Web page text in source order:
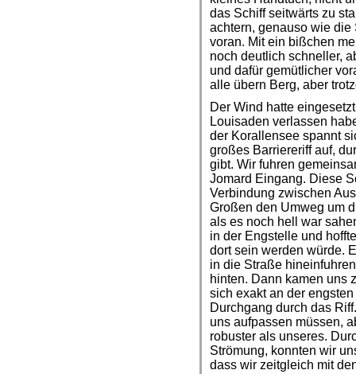
das Schiff seitwärts zu
achtern, genauso wie die
voran. Mit ein bißchen
noch deutlich schneller,
und dafür gemütlicher
alle übern Berg, aber
Der Wind hatte
Louisaden verlassen
der Korallensee spannt
großes Barriereriff auf,
gibt. Wir fuhren
Jomard Eingang. Diese
Verbindung zwischen
Großen den Umweg um
als es noch hell war
in der Engstelle und
dort sein werden würde.
in die Straße
hinten. Dann kamen uns
sich exakt an der
Durchgang durch das
uns aufpassen müssen,
robuster als unseres.
Strömung, konnten wir
dass wir zeitgleich mit